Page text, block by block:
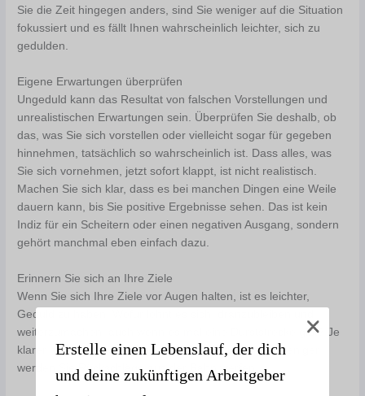
Sie die Zeit hingegen anders, sind Sie weniger auf die Situation
fokussiert und es fällt Ihnen wahrscheinlich leichter, sich zu
gedulden.
Eigene Erwartungen überprüfen
Ungeduld kann das Resultat von falschen Vorstellungen und
unrealistischen Erwartungen sein. Überprüfen Sie deshalb, ob
das, was Sie sich vorstellen oder vielleicht sogar für gegeben
hinnehmen, tatsächlich so wahrscheinlich ist. Dass alles, was
Sie sich vornehmen, jetzt sofort klappt, ist nicht realistisch.
Machen Sie sich klar, dass es bei manchen Dingen eine Weile
dauern kann, bis Sie positive Ergebnisse sehen. Das ist kein
Indiz für ein Scheitern oder einen negativen Ausgang, sondern
gehört manchmal eben einfach dazu.
Erinnern Sie sich an Ihre Ziele
Wenn Sie sich Ihre Ziele vor Augen halten, ist es leichter,
Geduld zu haben. Wofür lohnt es sich, dranzubleiben und
weiterzumachen, auch wenn es mal eine Durststrecke gibt? Je
klarer Ihnen ist, warum Sie tun, was Sie tun, desto weniger
werden Sie Rückschläge aus der Bahn werfen.
Erstelle einen Lebenslauf, der dich
und deine zukünftigen Arbeitgeber